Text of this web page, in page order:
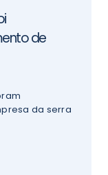
de
da serra